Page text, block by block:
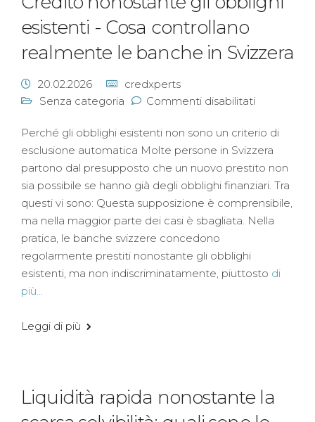
esistenti - Cosa controllano
realmente le banche in Svizzera
20.02.2026
credxperts
Senza categoria
Commenti disabilitati
Perché gli obblighi esistenti non sono un criterio di
esclusione automatica Molte persone in Svizzera
partono dal presupposto che un nuovo prestito non
sia possibile se hanno già degli obblighi finanziari. Tra
questi vi sono: Questa supposizione è comprensibile,
ma nella maggior parte dei casi è sbagliata. Nella
pratica, le banche svizzere concedono
regolarmente prestiti nonostante gli obblighi
esistenti, ma non indiscriminatamente, piuttosto di
più...
Leggi di più
Liquidità rapida nonostante la